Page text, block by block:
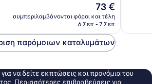
Η
τιμή
είναι
73 €
συμπεριλαμβάνονται φόροι και τέλη
6 Σεπ - 7 Σεπ
παρόμοιων καταλυμάτων
να δείτε εκπτώσεις και προνόμια του
Περισσότερες επιβραβεύσεις για